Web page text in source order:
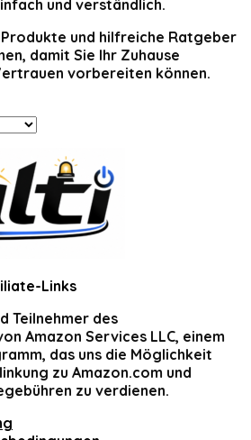
und verständlich.
und hilfreiche Ratgeber
damit Sie Ihr Zuhause
vorbereiten können.
Links
Teilnehmer des
Amazon Services LLC, einem
das uns die Möglichkeit
zu Amazon.com und
zu verdienen.